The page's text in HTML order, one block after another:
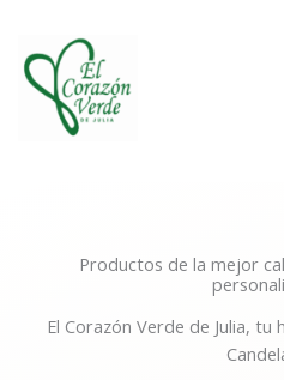
contenido
Productos de la mejor
El Corazón Verde de Julia,